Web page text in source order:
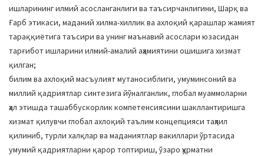
ишларининг илмий асосланганлиги ва таъсирчанлигини, Шарқ ва
Ғарб этикаси, маданий хилма-хиллик ва ахлоқий қарашлар жамият
тараққиётига таъсири ва унинг маънавий асослари юзасидан
тарғибот ишларини илмий-амалий аҳамиятини ошишига хизмат
қилган;
билим ва ахлоқий масъулият мутаносиблиги, умуминсоний ва
миллий қадриятлар синтезига йўналганлик, глобал муаммоларни
ҳал этишда ташаббускорлик компетенсиясини шакллантиришга
хизмат қилувчи глобал ахлоқий таълим концепцияси таҳлил
қилиниб, турли халқлар ва маданиятлар вакиллари ўртасида
умумий қадриятларни қарор топтириш, ўзаро ҳурматни